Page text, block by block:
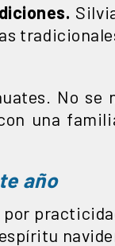
No se
una
año
por